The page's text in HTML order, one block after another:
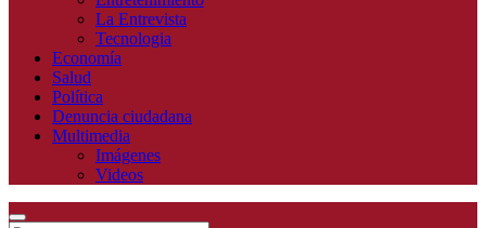
La Entrevista
Tecnologia
Economía
Salud
Política
Denuncia ciudadana
Multimedia
Imágenes
Videos